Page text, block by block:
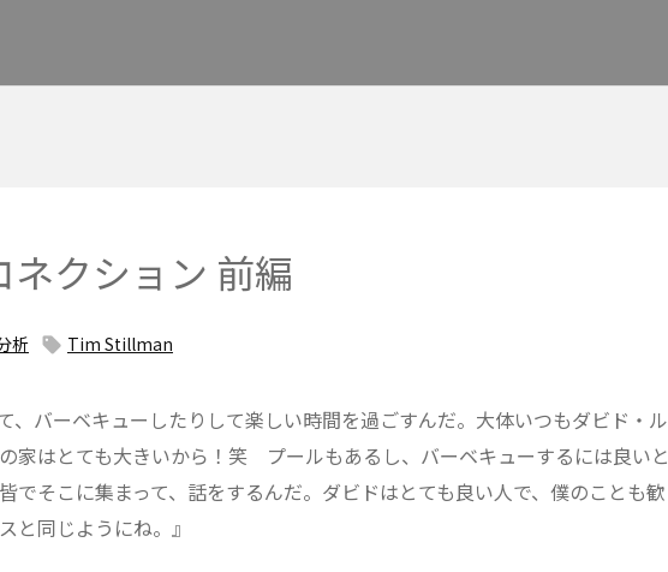
ネクション 前編
析  Tim Stillman
、バーベキューしたりして楽しい時間を過ごすんだ。大体いつもダビド・ル
家はとても大きいから！笑 プールもあるし、バーベキューするには良いと
でそこに集まって、話をするんだ。ダビドはとても良い人で、僕のことも歓
と同じようにね。』